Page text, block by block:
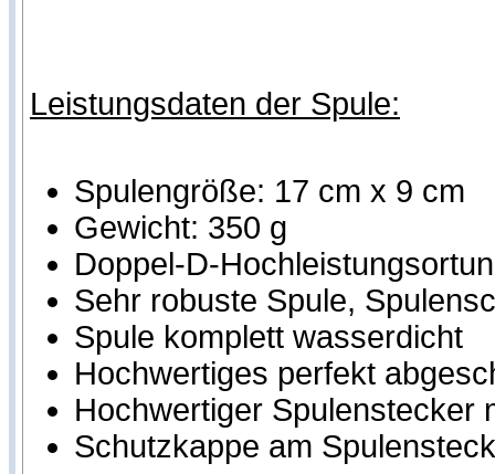
Leistungsdaten der Spule:
Spulengröße: 17 cm x 9 cm
Gewicht: 350 g
Doppel-D-
Sehr robuste Spule,
Spule komplett wasserdicht
Hochwertiges perfekt
Hochwertiger Spulenstecker
Schutzkappe am